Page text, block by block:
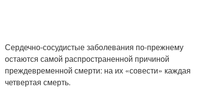
Сердечно-сосудистые заболевания по-прежнему
остаются самой распространенной причиной
преждевременной смерти: на их «совести» каждая
четвертая смерть.